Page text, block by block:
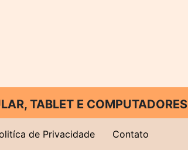
TABLET E COMPUTADORES
de Privacidade Contato